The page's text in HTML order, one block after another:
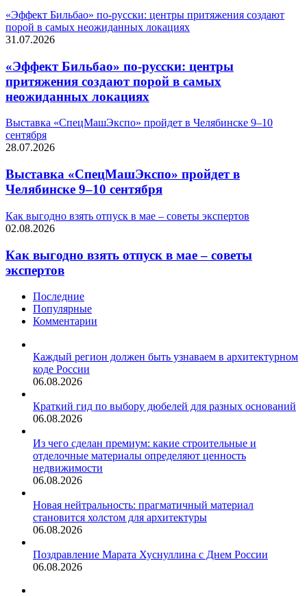
«Эффект Бильбао» по-русски: центры притяжения создают
порой в самых неожиданных локациях
31.07.2026
«Эффект Бильбао» по-русски: центры
притяжения создают порой в самых
неожиданных локациях
Выставка «СпецМашЭкспо» пройдет в Челябинске 9–10
сентября
28.07.2026
Выставка «СпецМашЭкспо» пройдет в
Челябинске 9–10 сентября
Как выгодно взять отпуск в мае – советы экспертов
02.08.2026
Как выгодно взять отпуск в мае – советы
экспертов
Последние
Популярные
Комментарии
Каждый регион должен быть узнаваем в архитектурном
коде России
06.08.2026
Краткий гид по выбору дюбелей для разных оснований
06.08.2026
Из чего сделан премиум: какие строительные и
отделочные материалы определяют ценность
недвижимости
06.08.2026
Новая нейтральность: прагматичный материал
становится холстом для архитектуры
06.08.2026
Поздравление Марата Хуснуллина с Днем России
06.08.2026